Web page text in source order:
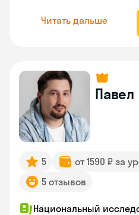
Читать дальше
Павел
5 от 1590 ₽ за
5 отзывов
Национальный